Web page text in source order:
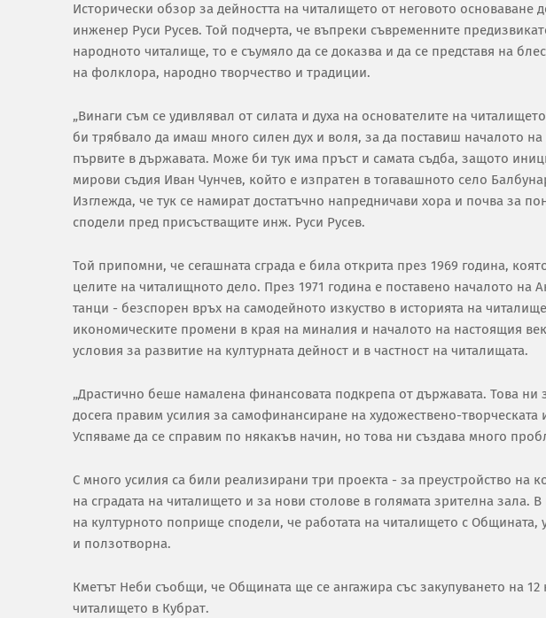
Исторически обзор за дейността на читалището от неговото основаване
инженер Руси Русев. Той подчерта, че въпреки съвременните
народното читалище, то е съумяло да се доказва и да се представя на
на фолклора, народно творчество и традиции.
„Винаги съм се удивлявал от силата и духа на основателите на
би трябвало да имаш много силен дух и воля, за да поставиш началото на
първите в държавата. Може би тук има пръст и самата съдба, защото
мирови съдия Иван Чунчев, който е изпратен в тогавашното село
Изглежда, че тук се намират достатъчно напредничави хора и почва за
сподели пред присъстващите инж. Руси Русев.
Той припомни, че сегашната сграда е била открита през 1969 година,
целите на читалищното дело. През 1971 година е поставено началото на
танци - безспорен връх на самодейното изкуство в историята на
икономическите промени в края на миналия и началото на настоящия
условия за развитие на културната дейност и в частност на читалищата.
„Драстично беше намалена финансовата подкрепа от държавата. Това
досега правим усилия за самофинансиране на художествено-
Успяваме да се справим по някакъв начин, но това ни създава много
С много усилия са били реализирани три проекта - за преустройство на
на сградата на читалището и за нови столове в голямата зрителна зала.
на културното поприще сподели, че работата на читалището с Общината,
и ползотворна.
Кметът Неби съобщи, че Общината ще се ангажира със закупуването на
читалището в Кубрат.